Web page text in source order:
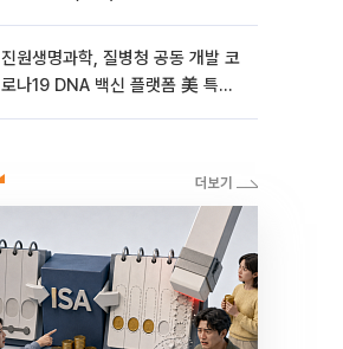
진원생명과학, 질병청 공동 개발 코
로나19 DNA 백신 플랫폼 美 특허